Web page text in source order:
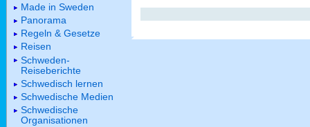
Made in Sweden
Panorama
Regeln & Gesetze
Reisen
Schweden-
Reiseberichte
Schwedisch lernen
Schwedische Medien
Schwedische
Organisationen